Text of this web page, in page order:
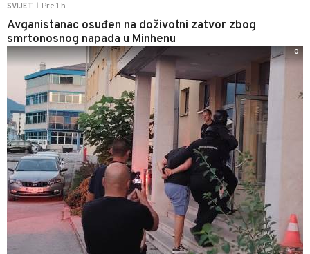
SVIJET Pre 1 h
Avganistanac osuđen na doživotni zatvor zbog
smrtonosnog napada u Minhenu
0